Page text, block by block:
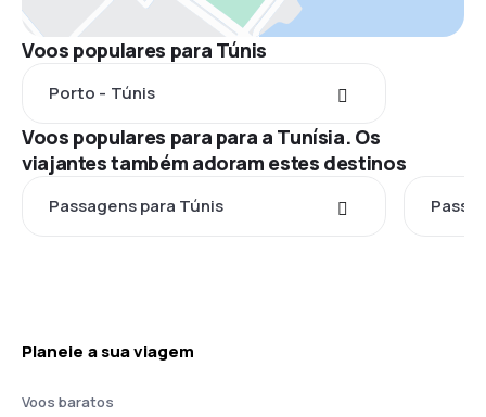
Voos populares para Túnis
Porto - Túnis
Voos populares para para a Tunísia. Os
viajantes também adoram estes destinos
Passagens para Túnis
Planeie a sua viagem
Voos baratos